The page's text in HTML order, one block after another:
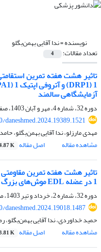
نویسنده =ندا آقایی بهمن‌بگلو
تعداد مقالات: 4
تاثیر هشت هفته تمرین
آزمایشگاهی سالمند
دوره 32، شماره 4، مهر و آبان 1403، صفحه
daneshmed.2024.19389.1521
مهدی مارزلو، ندا آقایی بهمن‌بگلو،
مشاهده مقاله
اصل مقاله K
1 در عضله EDL موش‌های بزرگ آزمایشگاهی پیر
دوره 32، شماره 2، خرداد و تیر 1403، صفحه
daneshmed.2024.19018.1487
حمید خداوردی، ندا آقایی
مشاهده مقاله
اصل مقاله K